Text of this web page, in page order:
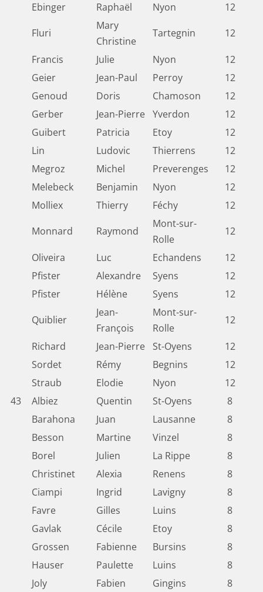
Ebinger
Raphaël Nyon
12
Fluri
Mary
Christine
Tartegnin 12
Francis Julie Nyon
12
Geier
Jean-Paul Perroy
12
Genoud
Doris Chamoson
12
Gerber
Jean-Pierre Yverdon
12
Guibert
Patricia Etoy
12
Lin
Ludovic Thierrens
12
Megroz
Michel Preverenges
12
Melebeck
Benjamin Nyon
12
Molliex
Thierry Féchy
12
Monnard
Raymond
Mont-sur-
Rolle
12
Oliveira Luc Echandens
12
Pfister
Alexandre Syens
12
Pfister
Hélène Syens
12
Quiblier
Jean-
François
Mont-sur-
Rolle
12
Richard Jean-Pierre St-Oyens
12
Sordet
Rémy Begnins
12
Straub
Elodie Nyon
12
43
Albiez Quentin St-Oyens
8
Barahona
Juan Lausanne
8
Besson
Martine Vinzel
8
Borel
Julien La Rippe
8
Christinet
Alexia Renens
8
Ciampi
Ingrid Lavigny
8
Favre
Gilles Luins
8
Gavlak
Cécile Etoy
8
Grossen
Fabienne Bursins
8
Hauser
Paulette Luins
8
Joly
Fabien Gingins 8